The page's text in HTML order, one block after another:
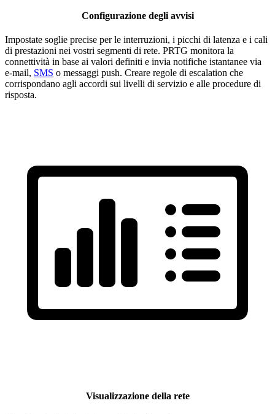
Configurazione degli avvisi
Impostate soglie precise per le interruzioni, i picchi di latenza e i cali
di prestazioni nei vostri segmenti di rete. PRTG monitora la
connettività in base ai valori definiti e invia notifiche istantanee via
e-mail, SMS o messaggi push. Creare regole di escalation che
corrispondano agli accordi sui livelli di servizio e alle procedure di
risposta.
Visualizzazione della rete